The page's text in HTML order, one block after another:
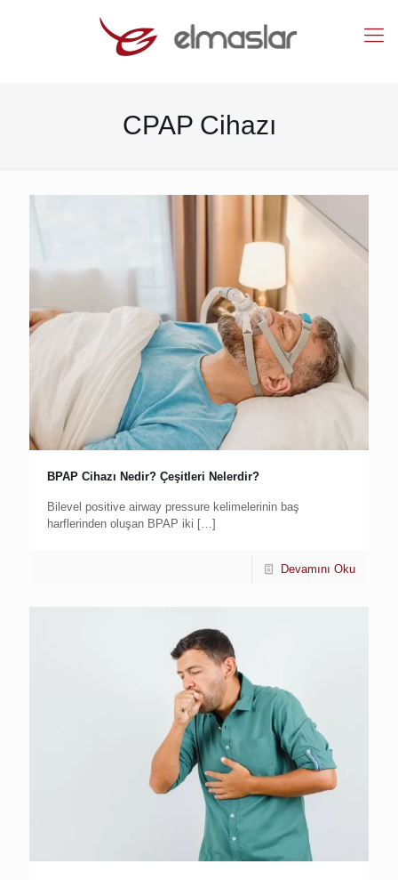
CPAP Cihazı
BPAP Cihazı Nedir? Çeşitleri Nelerdir?
Bilevel positive airway pressure kelimelerinin baş
harflerinden oluşan BPAP iki […]
Devamını Oku